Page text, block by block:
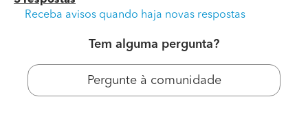
O pavimento é de cimento afagado com as respetivas
como novo, armazém pouco utilizado, pretendo fazer
soldadura e maquinas fixas.
Pretendo um orçamento de caráter informativo, não
Receba avisos quando haja novas respostas
Tem alguma pergunta?
Pergunte à comunidade